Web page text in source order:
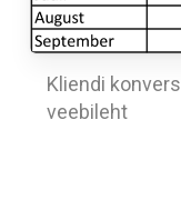
Kliendi
veebileht